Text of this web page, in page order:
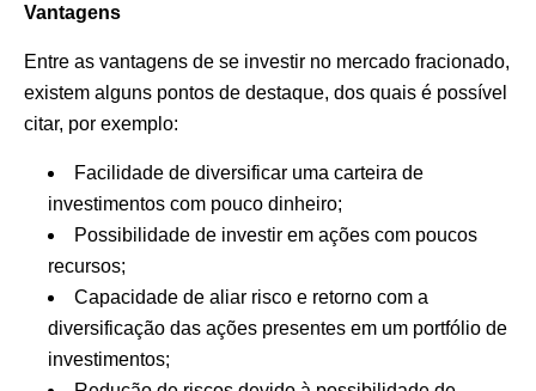
Vantagens
Entre as vantagens de se investir no mercado fracionado,
existem alguns pontos de destaque, dos quais é possível
citar, por exemplo:
Facilidade de diversificar uma carteira de
investimentos com pouco dinheiro;
Possibilidade de investir em ações com poucos
recursos;
Capacidade de aliar risco e retorno com a
diversificação das ações presentes em um portfólio de
investimentos;